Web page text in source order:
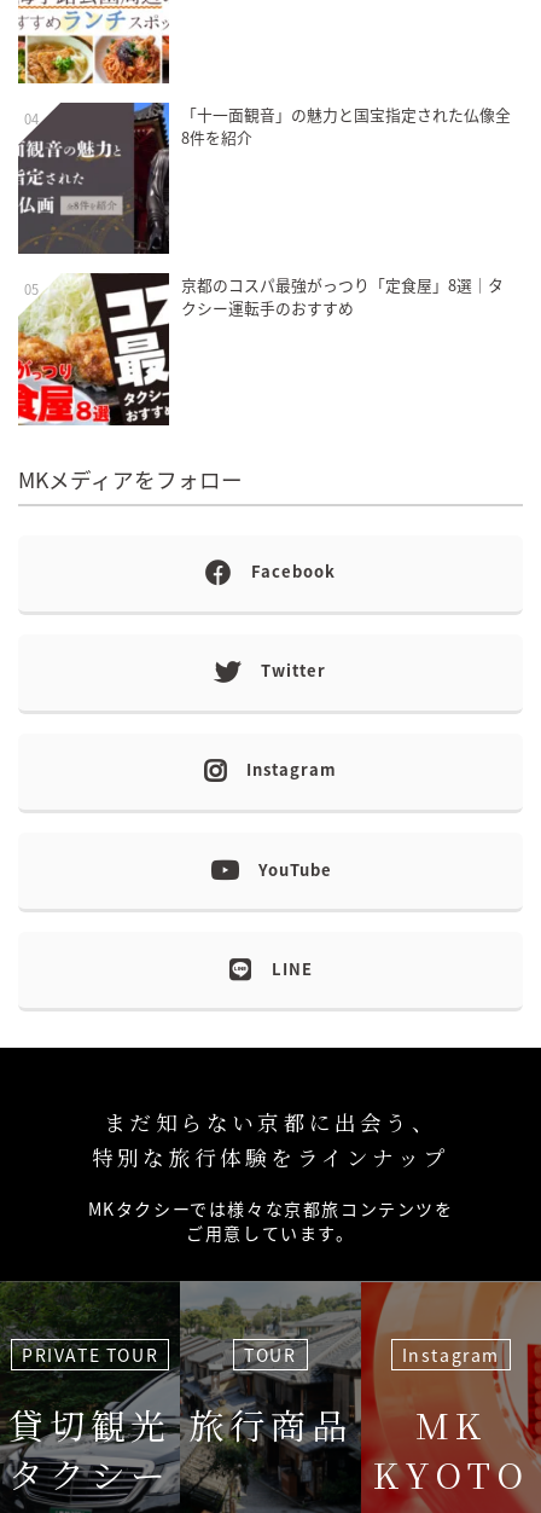
04
「十一面観音」の魅力と国宝指定された仏像全
8件を紹介
05
京都のコスパ最強がっつり「定食屋」8選｜タ
クシー運転手のおすすめ
MKメディアをフォロー
Facebook
Twitter
Instagram
YouTube
LINE
まだ知らない京都に出会う、
特別な旅行体験をラインナップ
MKタクシーでは様々な京都旅コンテンツを
ご用意しています。
PRIVATE TOUR
貸切観光
タクシー
TOUR
旅行商品
Instagram
MK
KYOTO